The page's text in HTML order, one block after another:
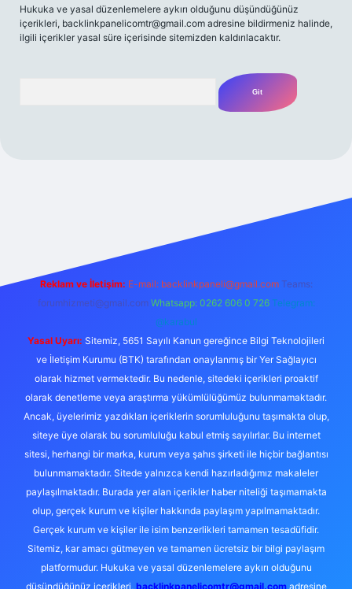
Hukuka ve yasal düzenlemelere aykırı olduğunu düşündüğünüz
içerikleri, backlinkpanelicomtr@gmail.com adresine bildirmeniz halinde,
ilgili içerikler yasal süre içerisinde sitemizden kaldırılacaktır.
Reklam ve İletişim: E-mail: backlinkpaneli@gmail.com Teams:
forumhizmeti@gmail.com Whatsapp: 0262 606 0 726 Telegram:
@karabul
Yasal Uyarı: Sitemiz, 5651 Sayılı Kanun gereğince Bilgi Teknolojileri
ve İletişim Kurumu (BTK) tarafından onaylanmış bir Yer Sağlayıcı
olarak hizmet vermektedir. Bu nedenle, sitedeki içerikleri proaktif
olarak denetleme veya araştırma yükümlülüğümüz bulunmamaktadır.
Ancak, üyelerimiz yazdıkları içeriklerin sorumluluğunu taşımakta olup,
siteye üye olarak bu sorumluluğu kabul etmiş sayılırlar. Bu internet
sitesi, herhangi bir marka, kurum veya şahıs şirketi ile hiçbir bağlantısı
bulunmamaktadır. Sitede yalnızca kendi hazırladığımız makaleler
paylaşılmaktadır. Burada yer alan içerikler haber niteliği taşımamakta
olup, gerçek kurum ve kişiler hakkında paylaşım yapılmamaktadır.
Gerçek kurum ve kişiler ile isim benzerlikleri tamamen tesadüfidir.
Sitemiz, kar amacı gütmeyen ve tamamen ücretsiz bir bilgi paylaşım
platformudur. Hukuka ve yasal düzenlemelere aykırı olduğunu
düşündüğünüz içerikleri, backlinkpanelicomtr@gmail.comadresine